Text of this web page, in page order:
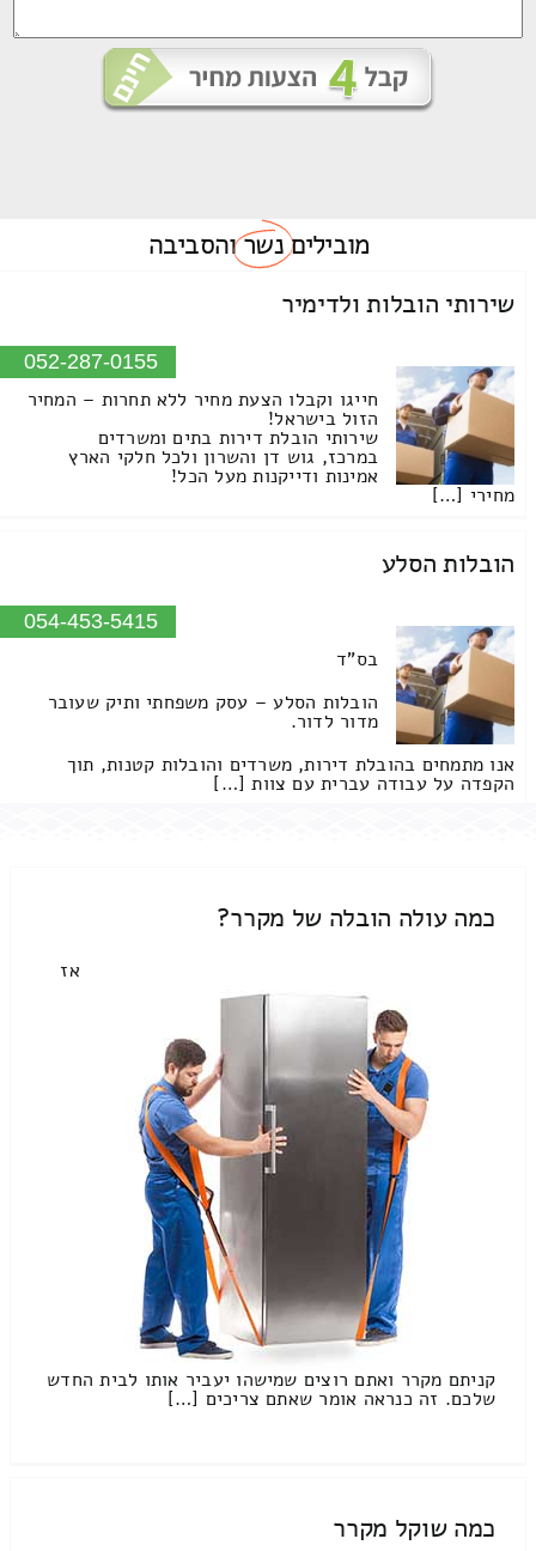
מוביליםנשרוהסביבה
שירותי הובלות ולדימיר
052-287-0155
חייגו וקבלו הצעת מחיר ללא תחרות – המחיר
הזול בישראל!
שירותי הובלת דירות בתים ומשרדים
במרכז, גוש דן והשרון ולכל חלקי הארץ
אמינות ודייקנות מעל הכל!
מחירי […]
הובלות הסלע
054-453-5415
בס"ד
הובלות הסלע – עסק משפחתי ותיק שעובר
מדור לדור.
אנו מתמחים בהובלת דירות, משרדים והובלות קטנות, תוך
הקפדה על עבודה עברית עם צוות […]
כמה עולה הובלה של מקרר?
אז
קניתם מקרר ואתם רוצים שמישהו יעביר אותו לבית החדש
שלכם. זה כנראה אומר שאתם צריכים […]
כמה שוקל מקרר